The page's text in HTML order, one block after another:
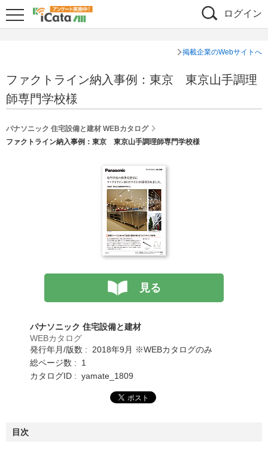
ログイン
掲載企業のWebサイトへ
ファクトライン納入事例：東京 東京山手調理
師専門学校様
パナソニック 住宅設備と建材 WEBカタログ
ファクトライン納入事例：東京 東京山手調理師専門学校様
見る
パナソニック 住宅設備と建材
WEBカタログ
発行年月/版数 : 2018年9月 ※WEBカタログのみ
総ページ数 : 1
カタログID : yamate_1809
目次